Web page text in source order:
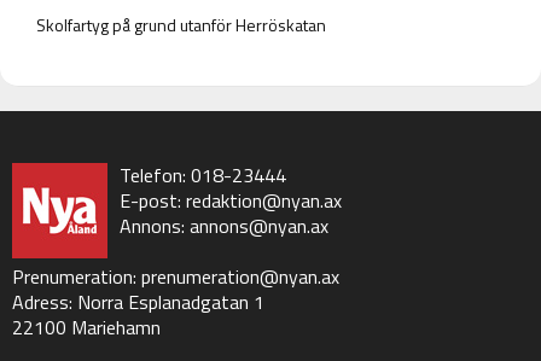
Skolfartyg på grund utanför Herröskatan
Telefon: 018-23444
E-post: redaktion@nyan.ax
Annons: annons@nyan.ax
Prenumeration: prenumeration@nyan.ax
Adress: Norra Esplanadgatan 1
22100 Mariehamn